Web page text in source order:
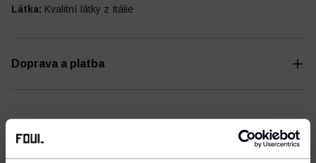
Látka: Kvalitní látky z Itálie
Doprava a platba